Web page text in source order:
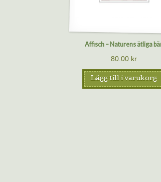
Affisch – Naturens ätliga
80.00 kr
Lägg till i varukorg